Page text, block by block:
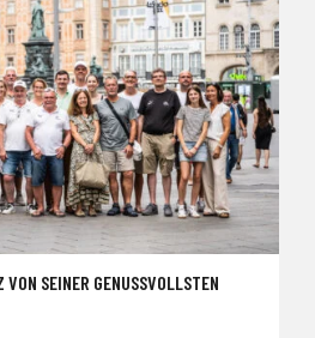
SEINER GENUSSVOLLSTEN